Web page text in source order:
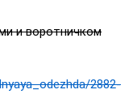
и воротничком
2882-